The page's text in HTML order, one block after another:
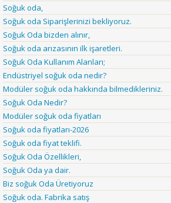
Soğuk oda,
Soğuk oda Siparişlerinizi bekliyoruz.
Soğuk Oda bizden alınır,
Soğuk oda arızasının ilk işaretleri.
Soğuk Oda Kullanım Alanları;
Endüstriyel soğuk oda nedir?
Modüler soğuk oda hakkında bilmedikleriniz.
Soğuk Oda Nedir?
Modüler soğuk oda fiyatları
Soğuk oda fiyatları-2026
Soğuk oda fiyat teklifi.
Soğuk Oda Özellikleri,
Soğuk Oda ya dair.
Biz soğuk Oda Üretiyoruz
Soğuk oda. Fabrika satış